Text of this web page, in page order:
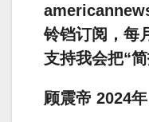
铃铛订阅，每
支持我会把“
顾震帝 2024年